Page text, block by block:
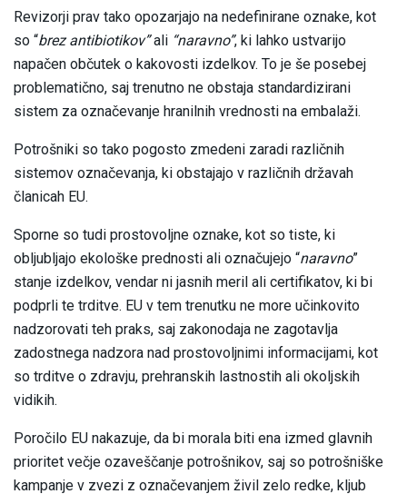
Revizorji prav tako opozarjajo na nedefinirane oznake, kot
so “brez antibiotikov”ali “naravno”, ki lahko ustvarijo
napačen občutek o kakovosti izdelkov. To je še posebej
problematično, saj trenutno ne obstaja standardizirani
sistem za označevanje hranilnih vrednosti na embalaži.
Potrošniki so tako pogosto zmedeni zaradi različnih
sistemov označevanja, ki obstajajo v različnih državah
članicah EU.
Sporne so tudi prostovoljne oznake, kot so tiste, ki
obljubljajo ekološke prednosti ali označujejo “naravno”
stanje izdelkov, vendar ni jasnih meril ali certifikatov, ki bi
podprli te trditve. EU v tem trenutku ne more učinkovito
nadzorovati teh praks, saj zakonodaja ne zagotavlja
zadostnega nadzora nad prostovoljnimi informacijami, kot
so trditve o zdravju, prehranskih lastnostih ali okoljskih
vidikih.
Poročilo EU nakazuje, da bi morala biti ena izmed glavnih
prioritet večje ozaveščanje potrošnikov, saj so potrošniške
kampanje v zvezi z označevanjem živil zelo redke, kljub